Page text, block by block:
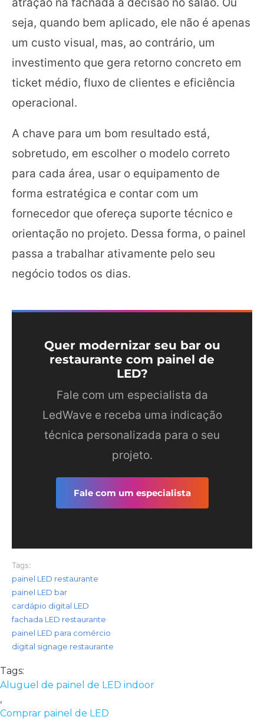
atração na fachada à decisão no salão. Ou
seja, quando bem aplicado, ele não é apenas
um custo visual, mas, ao contrário, um
investimento que gera retorno concreto em
ticket médio, fluxo de clientes e eficiência
operacional.
A chave para um bom resultado está,
sobretudo, em escolher o modelo correto
para cada área, usar o equipamento de
forma estratégica e contar com um
fornecedor que ofereça suporte técnico e
orientação no projeto. Dessa forma, o painel
passa a trabalhar ativamente pelo seu
negócio todos os dias.
Quer modernizar seu bar ou
restaurante com painel de
LED?
Fale com um especialista da
LedWave e receba uma indicação
técnica personalizada para o seu
projeto.
Fale com um especialista
Tags:
painel LED restaurante
painel LED bar
cardápio digital LED
fachada LED restaurante
painel LED para comércio
digital signage restaurante
Tags:
Aluguel de painel de LED indoor
,
Comprar painel de LED